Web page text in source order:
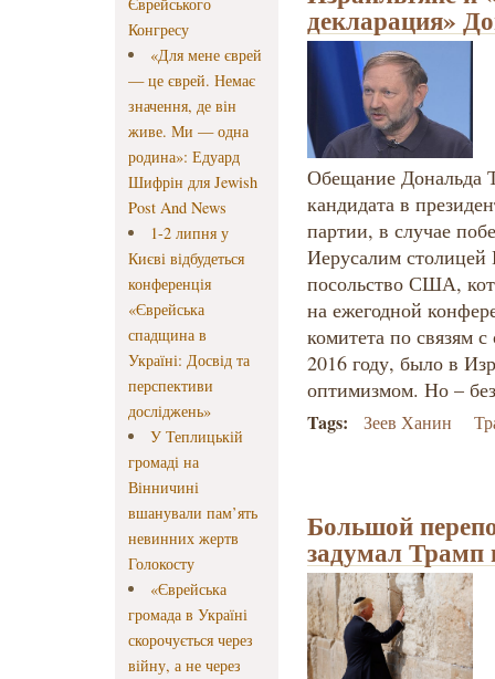
Конгресу
«Для мене єврей
— це єврей. Немає
значення, де він
живе. Ми — одна
родина»: Едуард
Шифрін для Jewish
Post And News
1-2 липня у
Києві відбудеться
конференція
«Єврейська
спадщина в
Україні: Досвід та
перспективи
досліджень»
У Теплицькій
громаді на
Вінничині
вшанували пам’ять
невинних жертв
Голокосту
«Єврейська
громада в Україні
скорочується через
війну, а не через
декларация»
Обещание Дональда
кандидата в
партии, в случае
Иерусалим столицей
посольство США,
на ежегодной
комитета по связям
2016 году, было в
оптимизмом. Но –
Tags: Зеев Ханин
Большой
задумал Трамп